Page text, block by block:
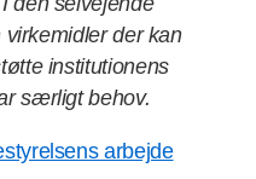
der kan
institutionens
særligt behov.
arbejde